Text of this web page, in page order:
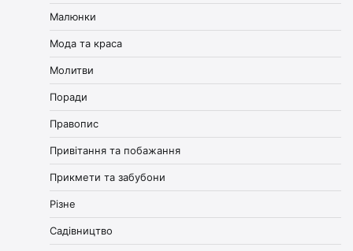
Малюнки
Мода та краса
Молитви
Поради
Правопис
Привітання та побажання
Прикмети та забубони
Різне
Садівництво